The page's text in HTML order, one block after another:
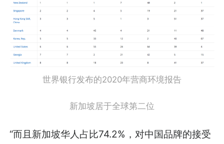
世界银行发布的2020年营商环境报告
新加坡居于全球第二位
“而且新加坡华人占比74.2%，对中国品牌的接受